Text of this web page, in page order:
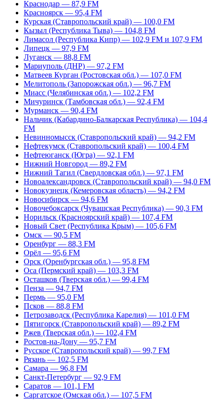
Краснодар — 87,9 FM
Красноярск — 95,4 FM
Курская (Ставропольский край) — 100,0 FM
Кызыл (Республика Тыва) — 104,8 FM
Лимасол (Республика Кипр) — 102,9 FM и 107,9 FM
Липецк — 97,9 FM
Луганск — 88,8 FM
Мариуполь (ДНР) — 97,2 FM
Матвеев Курган (Ростовская обл.) — 107,0 FM
Мелитополь (Запорожская обл.) — 96,7 FM
Миасс (Челябинская обл.) — 102,2 FM
Мичуринск (Тамбовская обл.) — 92,4 FM
Мурманск — 90,4 FM
Нальчик (Кабардино-Балкарская Республика) — 104,4
FM
Невинномысск (Ставропольский край) — 94,2 FM
Нефтекумск (Ставропольский край) — 100,4 FM
Нефтеюганск (Югра) — 92,1 FM
Нижний Новгород — 89,2 FM
Нижний Тагил (Свердловская обл.) — 97,1 FM
Новоалександровск (Ставропольский край) — 94,0 FM
Новокузнецк (Кемеровская область) — 94,2 FM
Новосибирск — 94,6 FM
Новочебоксарск (Чувашская Республика) — 90,3 FM
Норильск (Красноярский край) — 107,4 FM
Новый Свет (Республика Крым) — 105,6 FM
Омск — 90,5 FM
Оренбург — 88,3 FM
Орёл — 95,6 FM
Орск (Оренбургская обл.) — 95,8 FM
Оса (Пермский край) — 103,3 FM
Осташков (Тверская обл.) — 99,4 FM
Пенза — 94,7 FM
Пермь — 95,0 FM
Псков — 88,8 FM
Петрозаводск (Республика Карелия) — 101,0 FM
Пятигорск (Ставропольский край) — 89,2 FM
Ржев (Тверская обл.) — 102,4 FM
Ростов-на-Дону — 95,7 FM
Русское (Ставропольский край) — 99,7 FM
Рязань — 102,5 FM
Самара — 96,8 FM
Санкт-Петербург — 92,9 FM
Саратов — 101,1 FM
Саргатское (Омская обл.) — 107,5 FM